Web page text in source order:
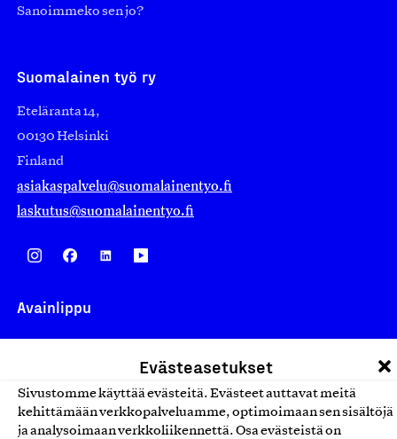
Evästeasetukset
Sivustomme käyttää evästeitä. Evästeet auttavat meitä
kehittämään verkkopalveluamme, optimoimaan sen sisältöjä
ja analysoimaan verkkoliikennettä. Osa evästeistä on
Sanoimmeko sen jo?
Suomalainen työ ry
Eteläranta 14,
00130 Helsinki
Finland
asiakaspalvelu@suomalainentyo.fi
laskutus@suomalainentyo.fi
Avainlippu
Design From Finland